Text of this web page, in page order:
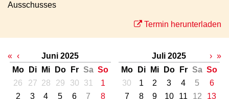
Ausschusses
Termin herunterladen
« ‹
Juni 2025
Mo
Di Mi Do Fr Sa So
26
27 28 29 30 31
1
2
3 4 5 6 7
8
Juli 2025
Mo
Di Mi Do Fr Sa So
30
1 2 3 4 5
6
7
8 9 10 11 12
13
› »